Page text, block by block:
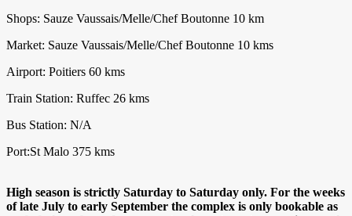
Shops: Sauze Vaussais/Melle/Chef Boutonne 10 km
Market: Sauze Vaussais/Melle/Chef Boutonne 10 kms
Airport: Poitiers 60 kms
Train Station: Ruffec 26 kms
Bus Station: N/A
Port:St Malo 375 kms
High season is strictly Saturday to Saturday only. For the weeks
of late July to early September the complex is only bookable as